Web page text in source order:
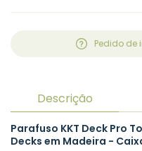
Pedido de
Descrição
Parafuso KKT Deck Pro
Decks em Madeira -